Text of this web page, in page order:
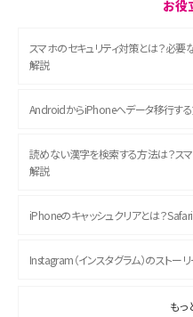
お役
スマホのセキュリティ対策とは？必
解説
AndroidからiPhoneへデータ移行する
読めない漢字を検索する方法は？ス
解説
iPhoneのキャッシュクリアとは？
Instagram（インスタグラム）のスト
ASMRとは？初心者向けの代表ジャン
もっ